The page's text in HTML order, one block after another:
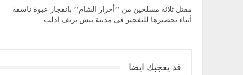
مقتل ثلاثة مسلحين من ’’أحرار الشام’’ بانفجار عبوة ناسفة
أثناء تحضيرها للتفجير في مدينة بنش بريف ادلب
قد يعجبك ايضا